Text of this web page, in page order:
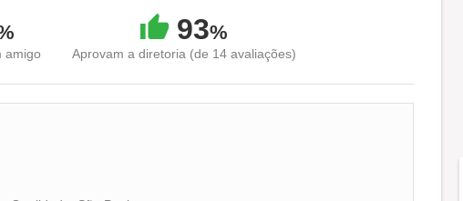
amigo
93%
Aprovam a diretoria (de 14 avaliações)